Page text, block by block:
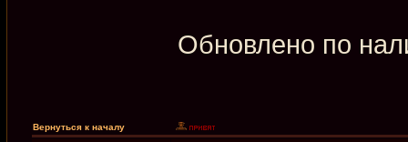
Обновлено по
Вернуться к началу